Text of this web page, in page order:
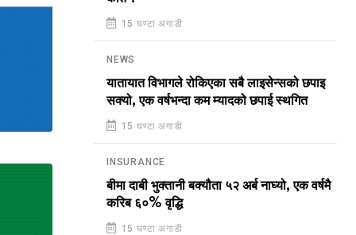
15 घण्टा अगाडी
NEWS
यातायात विभागले रोकिएका सबै लाइसेन्सको छपाइ
सक्यो, एक वर्षभन्दा कम म्यादको छपाई स्थगित
15 घण्टा अगाडी
INSURANCE
बीमा दाबी भुक्तानी बक्यौता ५२ अर्ब नाघ्यो, एक वर्षमै
करिब ६०% वृद्धि
15 घण्टा अगाडी